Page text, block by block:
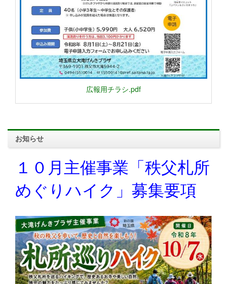
広報用チラシ.pdf
お知らせ
１０月主催事業「秩父札所
めぐりハイク」募集要項